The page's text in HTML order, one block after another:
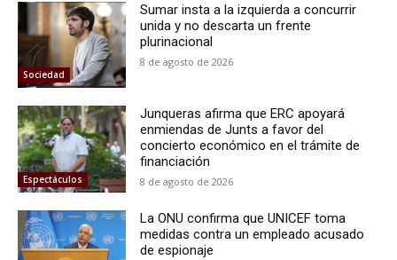
Sociedad
Sumar insta a la izquierda a concurrir
unida y no descarta un frente
plurinacional
8 de agosto de 2026
Espectáculos
Junqueras afirma que ERC apoyará
enmiendas de Junts a favor del
concierto económico en el trámite de
financiación
8 de agosto de 2026
La ONU confirma que UNICEF toma
medidas contra un empleado acusado
de espionaje